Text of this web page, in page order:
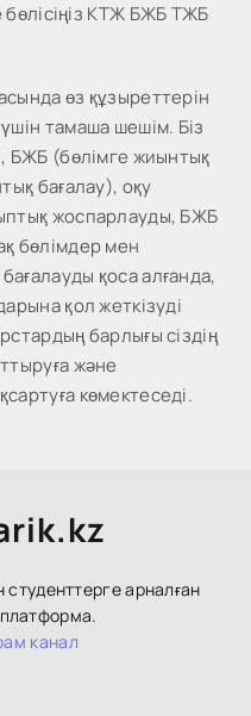
КТЖ БЖБ ТЖБ
өз құзыреттерін
тамаша шешім. Біз
БЖБ (бөлімге жиынтық
бағалау), оқу
жоспарлауды, БЖБ
бөлімдер мен
қоса алғанда,
қол жеткізуді
барлығы сіздің
және
көмектеседі.
арналған
кaнaл